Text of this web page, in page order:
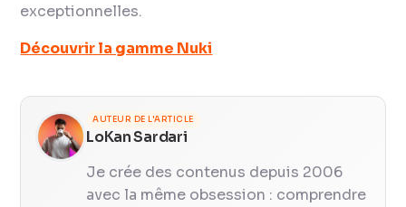
exceptionnelles.
Découvrir la gamme Nuki
AUTEUR DE L'ARTICLE
LoKan Sardari
Je crée des contenus depuis 2006
avec la même obsession : comprendre